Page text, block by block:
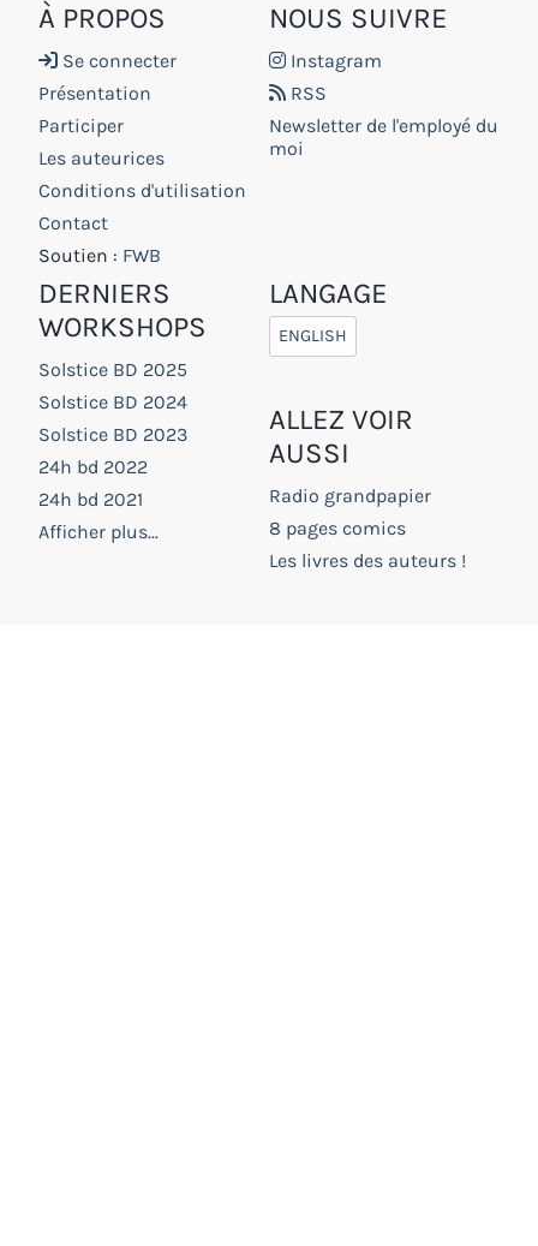
À PROPOS
Se connecter
Présentation
Participer
Les auteurices
Conditions d'utilisation
Contact
Soutien : FWB
NOUS SUIVRE
Instagram
RSS
Newsletter de l'employé du
moi
DERNIERS
WORKSHOPS
Solstice BD 2025
Solstice BD 2024
Solstice BD 2023
24h bd 2022
24h bd 2021
Afficher plus...
LANGAGE
ENGLISH
ALLEZ VOIR
AUSSI
Radio grandpapier
8 pages comics
Les livres des auteurs !